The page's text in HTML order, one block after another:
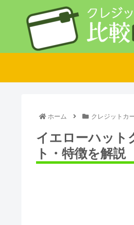
ホーム クレジットカ
イエローハット
ト・特徴を解説